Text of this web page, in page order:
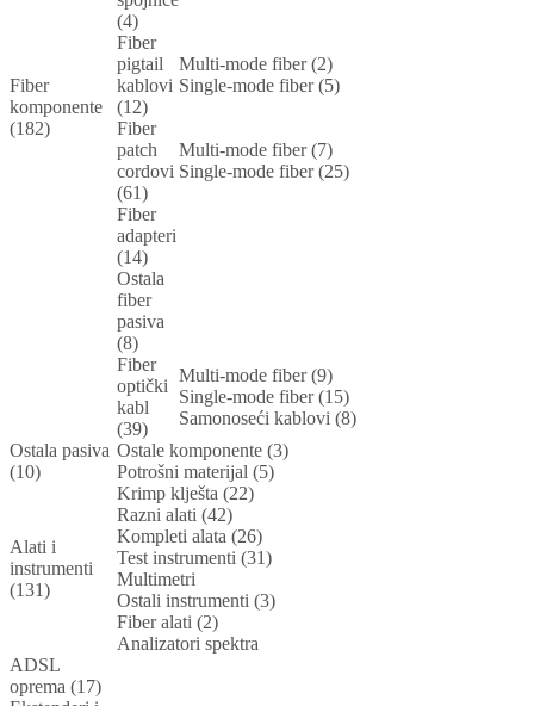
Fiber
komponente
(182)
(4)
Fiber
pigtail
kablovi
(12)
Multi-mode fiber (2)
Single-mode fiber (5)
Fiber
patch
cordovi
(61)
Multi-mode fiber (7)
Single-mode fiber (25)
Fiber
adapteri
(14)
Ostala
fiber
pasiva
(8)
Fiber
optički
kabl
(39)
Multi-mode fiber (9)
Single-mode fiber (15)
Samonoseći kablovi (8)
Ostala pasiva
(10)
Ostale komponente (3)
Potrošni materijal (5)
Alati i
instrumenti
(131)
Krimp klješta (22)
Razni alati (42)
Kompleti alata (26)
Test instrumenti (31)
Multimetri
Ostali instrumenti (3)
Fiber alati (2)
Analizatori spektra
ADSL
oprema (17)